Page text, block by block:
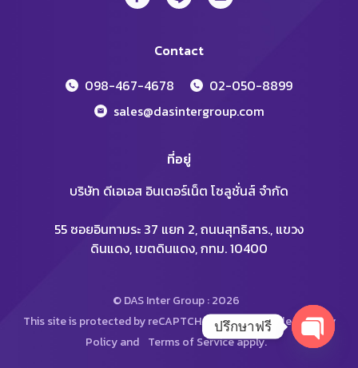
Contact
098-467-4678
02-050-8899
sales@dasintergroup.com
ที่อยู่
บริษัท ดีเอเอส อินเตอร์เน็ต โซลูชั่นส์ จำกัด
55 ซอยอินทามระ 37 แยก 2, ถนนสุทธิสาร., แขวง
ดินแดง, เขตดินแดง, กทม. 10400
© DAS Inter Group : 2026
This site is protected by reCAPTCHA and the Google Privacy
Policyand Terms of Serviceapply.
ปรึกษาฟรี